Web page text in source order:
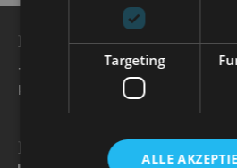
BESUCHERSERVICE
+49 351 32042 222
karten@staatsoperette.de
NEWSLETTER
Targeting
ALLE